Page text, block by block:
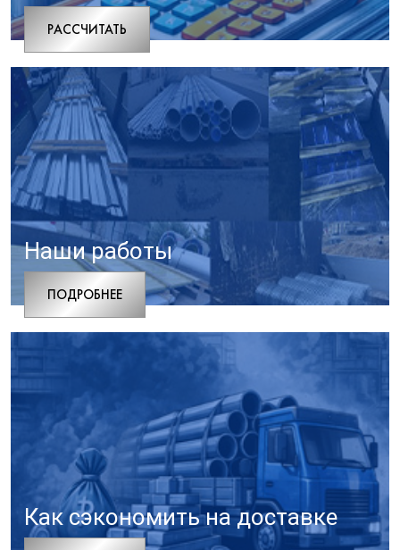
РАCСЧИТАТЬ
Наши работы
ПОДРОБНЕЕ
Как сэкономить на доставке